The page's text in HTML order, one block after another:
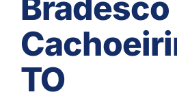
TO